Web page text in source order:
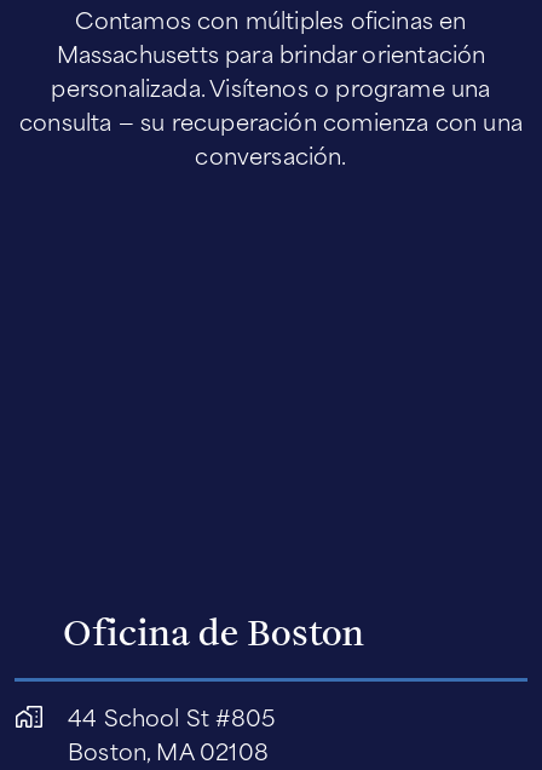
Contamos con múltiples oficinas en
Massachusetts para brindar orientación
personalizada. Visítenos o programe una
consulta — su recuperación comienza con una
conversación.
Oficina de Boston
44 School St #805
Boston, MA 02108